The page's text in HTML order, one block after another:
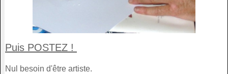
Puis POSTEZ !
Nul besoin d'être artiste.